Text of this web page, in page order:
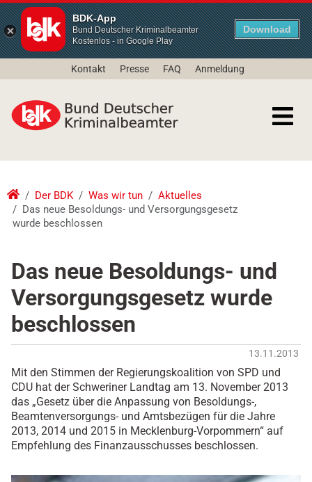
BDK-App
Bund Deutscher Kriminalbeamter
Kostenlos - in Google Play
Download
Kontakt Presse FAQ Anmeldung
Der BDK Was wir tun
Aktuelles
Das neue Besoldungs- und Versorgungsgesetz
wurde beschlossen
Das neue Besoldungs- und
Versorgungsgesetz wurde
beschlossen
13.11.2013
Mit den Stimmen der Regierungskoalition von SPD und
CDU hat der Schweriner Landtag am 13. November 2013
das „Gesetz über die Anpassung von Besoldungs-,
Beamtenversorgungs- und Amtsbezügen für die Jahre
2013, 2014 und 2015 in Mecklenburg-Vorpommern“ auf
Empfehlung des Finanzausschusses beschlossen.